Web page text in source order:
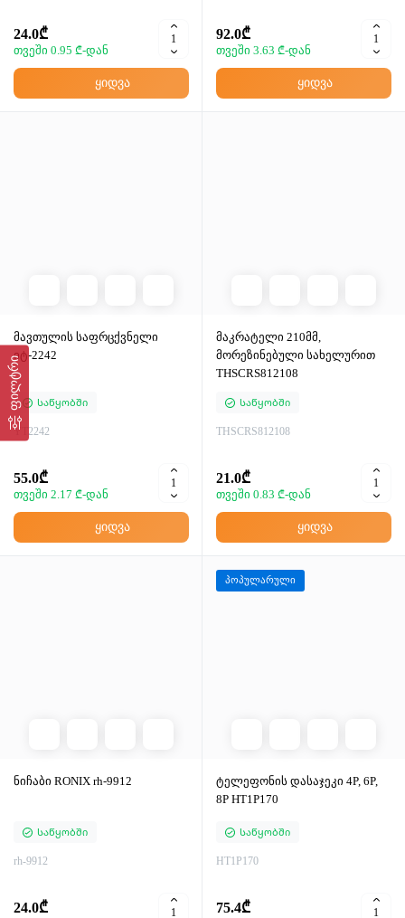
ფილტრი
24.0₾
თვეში 0.95 ₾-დან
ყიდვა
92.0₾
თვეში 3.63 ₾-დან
ყიდვა
მავთულის საფრცქვნელი
იტ-2242
Საწყობში
YT2242
55.0₾
თვეში 2.17 ₾-დან
ყიდვა
მაკრატელი 210მმ,
მორეზინებული სახელურით
THSCRS812108
Საწყობში
THSCRS812108
21.0₾
თვეში 0.83 ₾-დან
ყიდვა
ნიჩაბი RONIX rh-9912
Საწყობში
rh-9912
24.0₾
პოპულარული
ტელეფონის დასაჯეკი 4P, 6P,
8P HT1P170
Საწყობში
HT1P170
75.4₾